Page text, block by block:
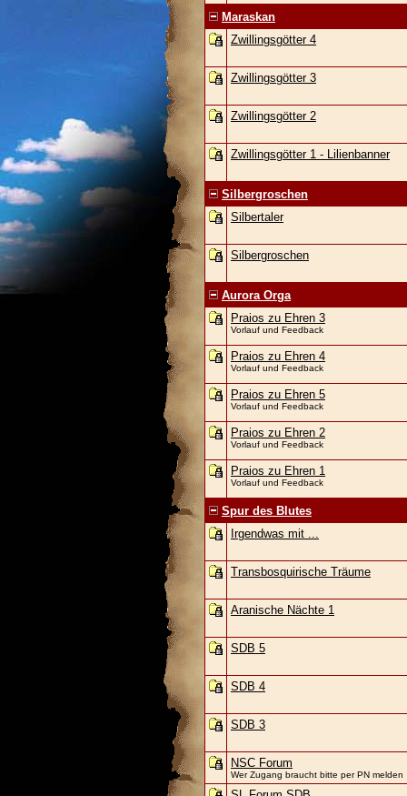
Maraskan
Zwillingsgötter 4
Zwillingsgötter 3
Zwillingsgötter 2
Zwillingsgötter 1 - Lilienbanner
Silbergroschen
Silbertaler
Silbergroschen
Aurora Orga
Praios zu Ehren 3
Vorlauf und Feedback
Praios zu Ehren 4
Vorlauf und Feedback
Praios zu Ehren 5
Vorlauf und Feedback
Praios zu Ehren 2
Vorlauf und Feedback
Praios zu Ehren 1
Vorlauf und Feedback
Spur des Blutes
Irgendwas mit ...
Transbosquirische Träume
Aranische Nächte 1
SDB 5
SDB 4
SDB 3
NSC Forum
Wer Zugang braucht bitte per PN melden